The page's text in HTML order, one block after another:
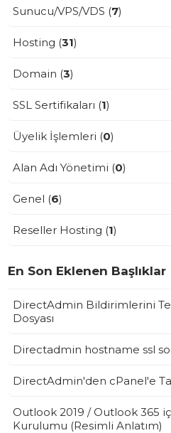
Sunucu/VPS/VDS (7)
Hosting (31)
Domain (3)
SSL Sertifikaları (1)
Üyelik İşlemleri (0)
Alan Adı Yönetimi (0)
Genel (6)
Reseller Hosting (1)
En Son Eklenen Başlıklar
DirectAdmin Bildirimlerini
Dosyası
Directadmin hostname ssl
DirectAdmin'den cPanel'e
Outlook 2019 / Outlook 365
Kurulumu (Resimli Anlatım)